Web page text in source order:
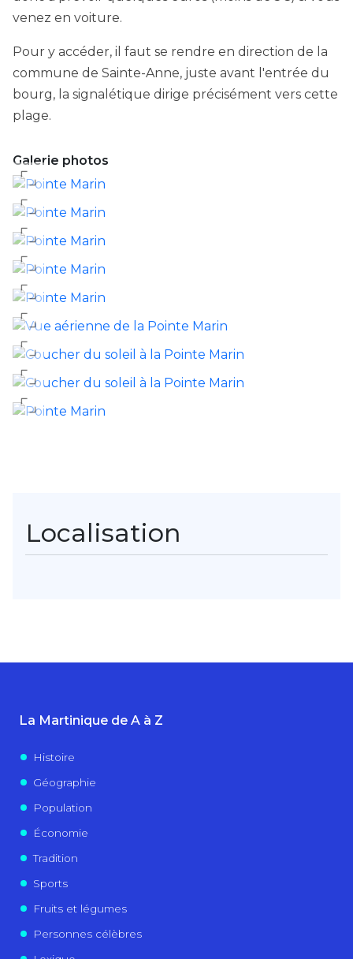
venez en voiture.
Pour y accéder, il faut se rendre en direction de la
commune de Sainte-Anne, juste avant l'entrée du
bourg, la signalétique dirige précisément vers cette
plage.
Galerie photos
Localisation
La Martinique de A à Z
Histoire
Géographie
Population
Économie
Tradition
Sports
Fruits et légumes
Personnes célèbres